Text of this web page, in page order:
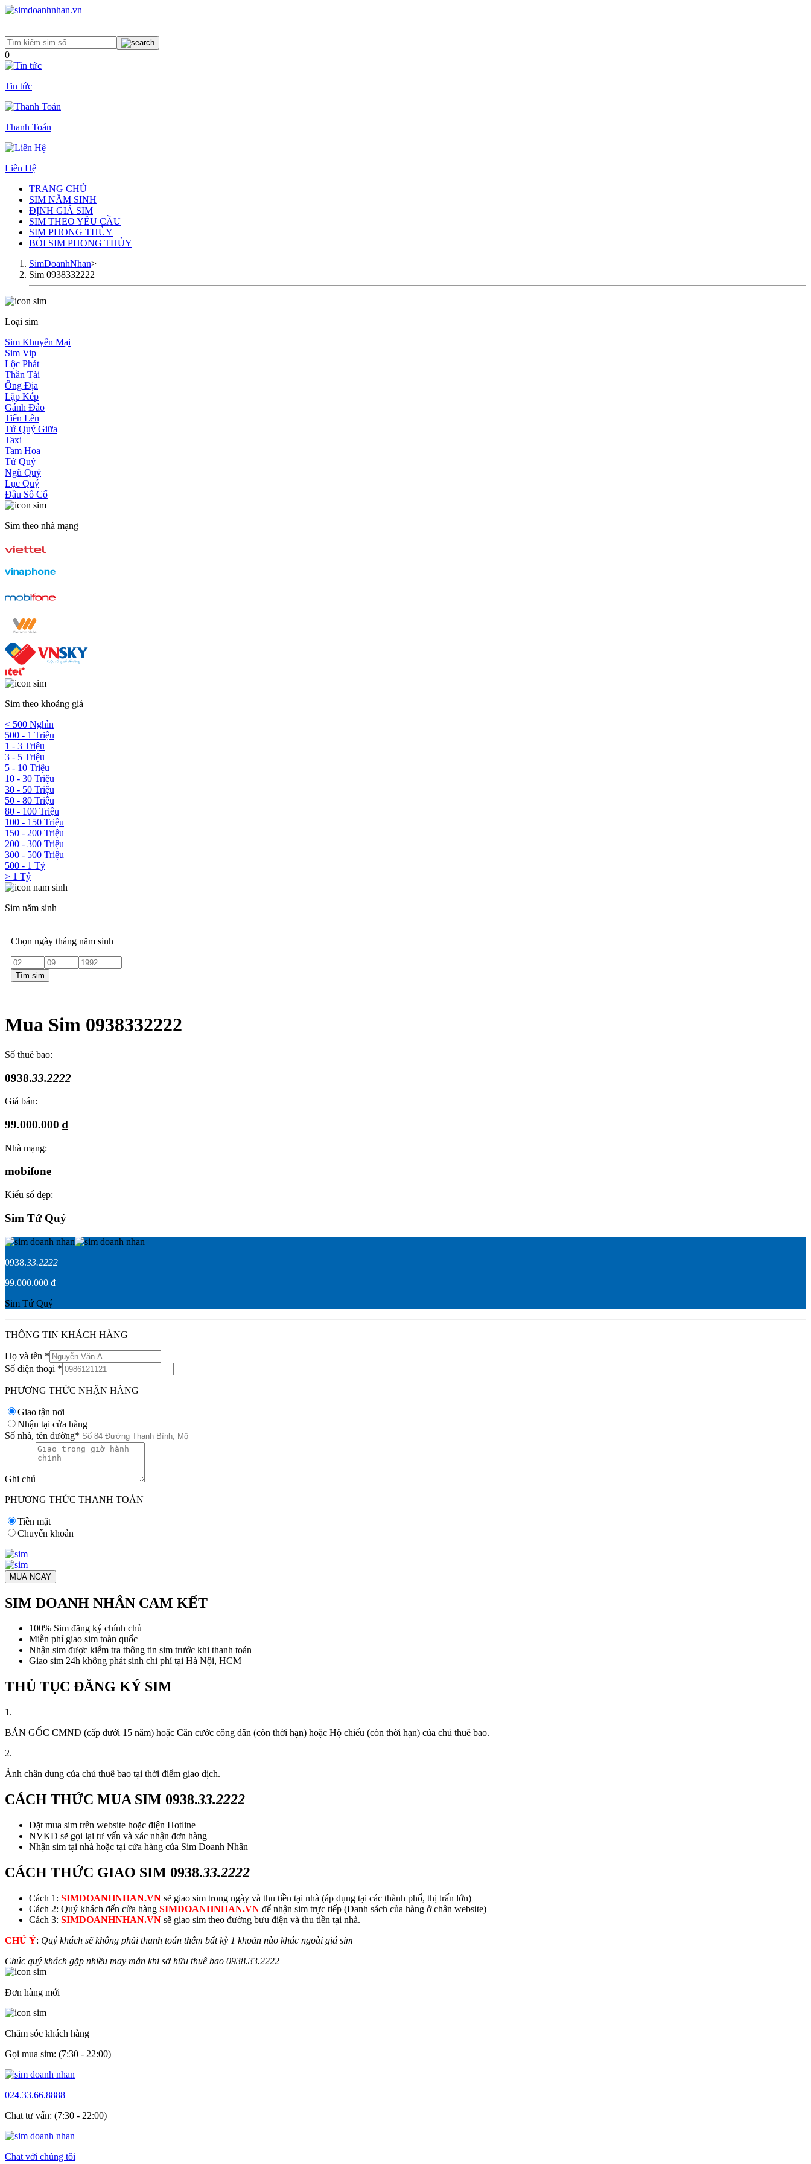
0
Tin tức
Thanh Toán
Liên Hệ
TRANG CHỦ
SIM NĂM SINH
ĐỊNH GIÁ SIM
SIM THEO YÊU CẦU
SIM PHONG THỦY
BÓI SIM PHONG THỦY
SimDoanhNhan>
Sim 0938332222
Loại sim
Sim Khuyến Mại
Sim Vip
Lộc Phát
Thần Tài
Ông Địa
Lặp Kép
Gánh Đảo
Tiến Lên
Tứ Quý Giữa
Taxi
Tam Hoa
Tứ Quý
Ngũ Quý
Lục Quý
Đầu Số Cổ
Sim theo nhà mạng
Sim theo khoảng giá
< 500 Nghìn
500 - 1 Triệu
1 - 3 Triệu
3 - 5 Triệu
5 - 10 Triệu
10 - 30 Triệu
30 - 50 Triệu
50 - 80 Triệu
80 - 100 Triệu
100 - 150 Triệu
150 - 200 Triệu
200 - 300 Triệu
300 - 500 Triệu
500 - 1 Tỷ
> 1 Tỷ
Sim năm sinh
Chọn ngày tháng năm sinh
Tìm sim
Mua Sim 0938332222
Số thuê bao:
0938.33.2222
Giá bán:
99.000.000 ₫
Nhà mạng:
mobifone
Kiểu số đẹp:
Sim Tứ Quý
0938.33.2222
99.000.000 ₫
Sim Tứ Quý
THÔNG TIN KHÁCH HÀNG
Họ và tên *
Số điện thoại *
PHƯƠNG THỨC NHẬN HÀNG
Giao tận nơi
Nhận tại cửa hàng
Số nhà, tên đường*
Ghi chú
PHƯƠNG THỨC THANH TOÁN
Tiền mặt
Chuyển khoản
MUA NGAY
SIM DOANH NHÂN CAM KẾT
100% Sim đăng ký chính chủ
Miễn phí giao sim toàn quốc
Nhận sim được kiểm tra thông tin sim trước khi thanh toán
Giao sim 24h không phát sinh chi phí tại Hà Nội, HCM
THỦ TỤC ĐĂNG KÝ SIM
1.
BẢN GỐC CMND (cấp dưới 15 năm) hoặc Căn cước công dân (còn thời hạn) hoặc Hộ chiếu (còn thời hạn) của chủ thuê bao.
2.
Ảnh chân dung của chủ thuê bao tại thời điểm giao dịch.
CÁCH THỨC MUA SIM 0938.33.2222
Đặt mua sim trên website hoặc điện Hotline
NVKD sẽ gọi lại tư vấn và xác nhận đơn hàng
Nhận sim tại nhà hoặc tại cửa hàng của Sim Doanh Nhân
CÁCH THỨC GIAO SIM 0938.33.2222
Cách 1: SIMDOANHNHAN.VN sẽ giao sim trong ngày và thu tiền tại nhà (áp dụng tại các thành phố, thị trấn lớn)
Cách 2: Quý khách đến cửa hàng SIMDOANHNHAN.VN để nhận sim trực tiếp (Danh sách của hàng ở chân website)
Cách 3: SIMDOANHNHAN.VN sẽ giao sim theo đường bưu điện và thu tiền tại nhà.
CHÚ Ý: Quý khách sẽ không phải thanh toán thêm bất kỳ 1 khoản nào khác ngoài giá sim
Chúc quý khách gặp nhiều may mắn khi sở hữu thuê bao 0938.33.2222
Đơn hàng mới
Chăm sóc khách hàng
Gọi mua sim: (7:30 - 22:00)
024.33.66.8888
Chat tư vấn: (7:30 - 22:00)
Chat với chúng tôi